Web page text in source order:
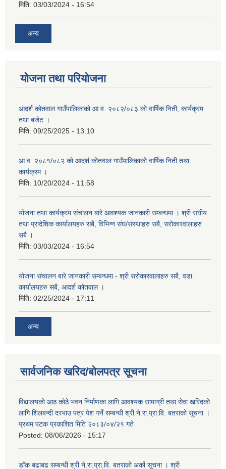
मिति: 03/03/2024 - 16:54
अन्य
योजना तथा परियोजना
आदर्श कोतवाल गाउँपालिकाको आ.व. २०८२/०८३ को वार्षिक निती, कार्यक्रम
तथा बजेट ।
मिति: 09/25/2025 - 13:10
आ.व. २०८१/०८२ को आदर्श कोतवाल गाउँपालिकाको वार्षिक निती तथा
कार्यक्रम ।
मिति: 10/20/2024 - 11:58
योजना तथा कार्यक्रम संचालन बारे आवश्यक जानकारी सम्बन्धमा । श्री संघीय
तथा प्रादेशिक कार्यालयहरु सबै, विभिन्‍न संघ/संस्थाहरु सबै, सरोकारवालाहरु
सबै ।
मिति: 03/03/2024 - 16:54
योजना संचालन बारे जानकारी सम्बन्धमा - श्री सरोकारवालाहरु सबै, वडा
कार्यालयहरु सबै, आदर्श कोतवाल ।
मिति: 02/25/2024 - 17:11
अन्य
सार्वजनिक खरिद/बोलपत्र सूचना
विद्यालयको आठ कोठे भवन निर्माणका लागि आवश्यक सामाग्री तथा सेवा खरिदको
लागि शिलबन्दी दरभाउ पत्र पेश गर्ने सम्बन्धी श्री ने.रा.प्रा.वि. बतराको सूचना ।
प्रथम पटक प्रकाशित मिति २०८३/०४/२१ गते
Posted: 08/06/2026 - 15:17
डाँक बढाबढ सम्बन्धी श्री ने.रा.प्रा.वि. बतराको अर्को सूचना । श्री